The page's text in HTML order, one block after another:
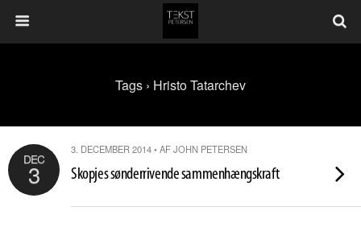
Tags › Hristo Tatarchev
DEC
3
3. DECEMBER 2014 • AF JOHN PETERSEN
Skopjes sønderrivende sammenhængskraft